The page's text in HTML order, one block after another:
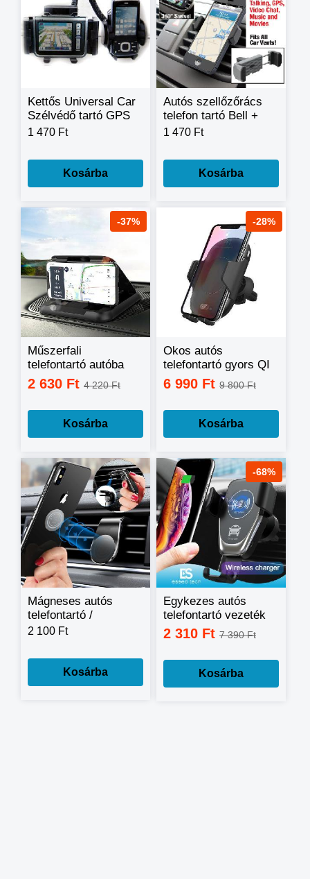
Kettős Universal Car
Szélvédő tartó GPS
SmartPhone iPhone
1 470 Ft
Kosárba
Autós szellőzőrács
telefon tartó Bell +
Howell CLEVER
1 470 Ft
Kosárba
-37%
Műszerfali
telefontartó autóba
tapadókoronggal /
stabil,
2 630 Ft 4 220 Ft
Kosárba
-28%
Okos autós
telefontartó gyors QI
töltéssel
6 990 Ft 9 800 Ft
Kosárba
Mágneses autós
telefontartó /
szellőzőrácsba
2 100 Ft
Kosárba
-68%
Egykezes autós
telefontartó vezeték
nélküli
telefontöltéssel
2 310 Ft 7 390 Ft
Kosárba